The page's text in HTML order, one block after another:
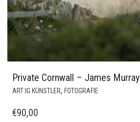
Private Cornwall – James Murray
ART:IG KÜNSTLER, FOTOGRAFIE
€90,00